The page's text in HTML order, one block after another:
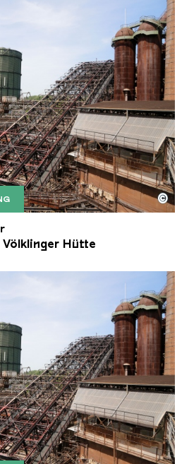
der Völklinger Hütte mit
Völklinger Hütte | Karl
©
Hütte